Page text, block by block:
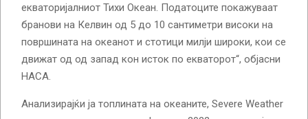
екваторијалниот Тихи Океан. Податоците покажуваат
бранови на Келвин од 5 до 10 сантиметри високи на
површината на океанот и стотици милји широки, кои се
движат од од запад кон исток по екваторот“, објасни
НАСА.
Анализирајќи ја топлината на океаните, Severe Weather